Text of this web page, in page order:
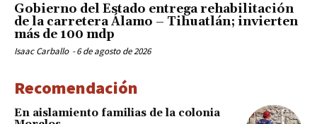
Gobierno del Estado entrega rehabilitación
de la carretera Álamo – Tihuatlán; invierten
más de 100 mdp
Isaac Carballo -6 de agosto de 2026
Recomendación
En aislamiento familias de la colonia